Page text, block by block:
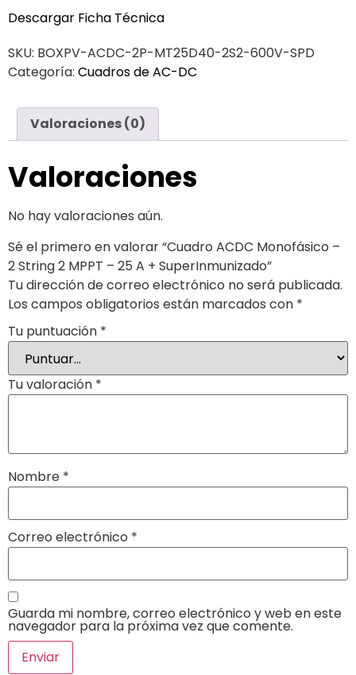
Descargar Ficha Técnica
SKU: BOXPV-ACDC-2P-MT25D40-2S2-600V-SPD
Categoría: Cuadros de AC-DC
Valoraciones (0)
Valoraciones
No hay valoraciones aún.
Sé el primero en valorar “Cuadro ACDC Monofásico –
2 String 2 MPPT – 25 A + SuperInmunizado”
Tu dirección de correo electrónico no será publicada.
Los campos obligatorios están marcados con *
Tu puntuación *
Tu valoración *
Nombre *
Correo electrónico *
Guarda mi nombre, correo electrónico y web en este
navegador para la próxima vez que comente.